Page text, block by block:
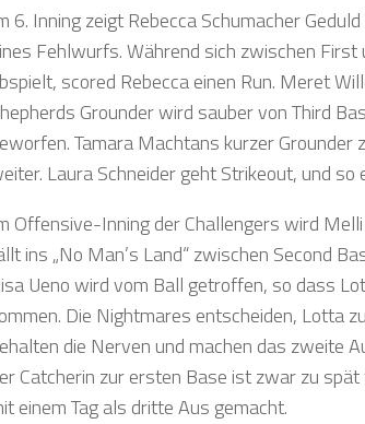
6. Inning zeigt Rebecca Schumacher
Fehlwurfs. Während sich zwischen
scored Rebecca einen Run. Meret
Grounder wird sauber von Third
Tamara Machtans kurzer
Laura Schneider geht Strikeout, und
Offensive-Inning der Challengers wird
ins „No Man’s Land“ zwischen Second
Ueno wird vom Ball getroffen, so dass
Die Nightmares entscheiden, Lotta
die Nerven und machen das zweite
Catcherin zur ersten Base ist zwar zu
einem Tag als dritte Aus gemacht.